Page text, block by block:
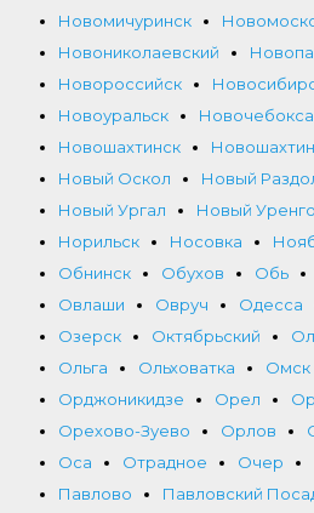
Новомичуринск
Новониколаевский
Новороссийск
Новоуральск
Новошахтинск
Новый Оскол
Новый
Новый Ургал
Новый
Норильск
Носовка
Обнинск
Обухов Обь
Овлаши
Овруч Одесса
Озерск
Октябрьский
Ольга
Ольховатка Омск
Орджоникидзе
Орел
Орехово-Зуево
Орлов
Оса
Отрадное Очер
Павлово
Павловский